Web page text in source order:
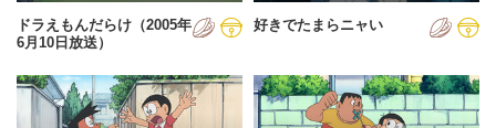
ドラえもんだらけ（2005年
6月10日放送）
好きでたまらニャい